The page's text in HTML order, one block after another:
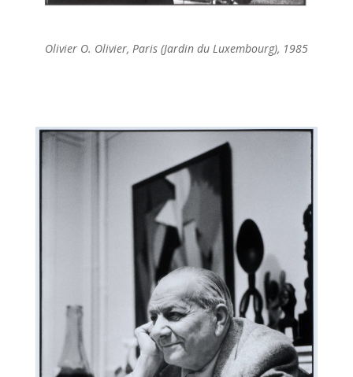
Olivier O. Olivier, Paris (Jardin du Luxembourg), 1985